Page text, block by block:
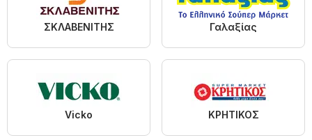
ΣΚΛΑΒΕΝΙΤΗΣ Γαλαξίας
Vicko ΚΡΗΤΙΚΟΣ